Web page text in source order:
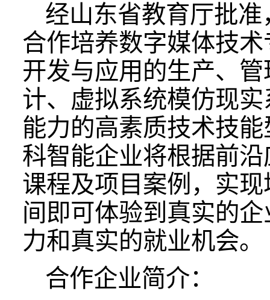
经山东省教育厅批
合作培养数字媒体技
开发与应用的生产、
计、虚拟系统模仿现
能力的高素质技术技
科智能企业将根据前
课程及项目案例，实
间即可体验到真实的
力和真实的就业机会。
合作企业简介：